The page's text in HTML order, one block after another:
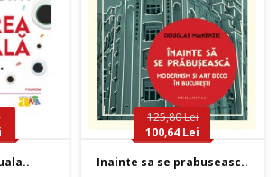
125,80 Lei
100,64 Lei
Inainte sa se prabuseasc..